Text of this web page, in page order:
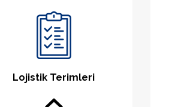
Lojistik Terimleri